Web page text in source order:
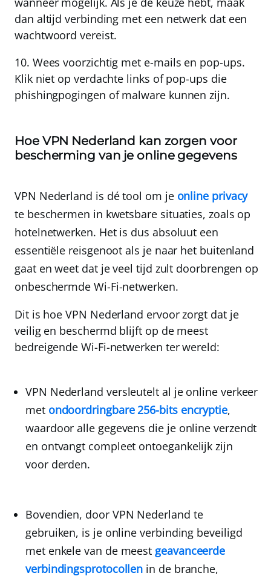
dan altijd verbinding met een netwerk dat een
wachtwoord vereist.
10. Wees voorzichtig met e-mails en pop-ups.
Klik niet op verdachte links of pop-ups die
phishingpogingen of malware kunnen zijn.
Hoe VPN Nederland kan zorgen voor
bescherming van je online gegevens
VPN Nederland is dé tool om je online privacy
te beschermen in kwetsbare situaties, zoals op
hotelnetwerken. Het is dus absoluut een
essentiële reisgenoot als je naar het buitenland
gaat en weet dat je veel tijd zult doorbrengen op
onbeschermde Wi-Fi-netwerken.
Dit is hoe VPN Nederland ervoor zorgt dat je
veilig en beschermd blijft op de meest
bedreigende Wi-Fi-netwerken ter wereld:
VPN Nederland versleutelt al je online verkeer
met ondoordringbare 256-bits encryptie,
waardoor alle gegevens die je online verzendt
en ontvangt compleet ontoegankelijk zijn
voor derden.
Bovendien, door VPN Nederland te
gebruiken, is je online verbinding beveiligd
met enkele van de meestgeavanceerde
verbindingsprotocollen in de branche,